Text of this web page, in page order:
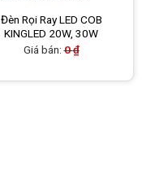
Đèn Rọi Ray LED COB
KINGLED 20W, 30W
Giá bán:0₫